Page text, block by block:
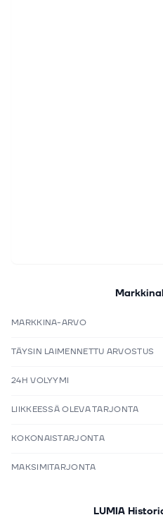
MARKKINA-ARVO
TÄYSIN LAIMENNETTU ARVOSTUS
24H VOLYYMI
LIIKKEESSÄ OLEVA TARJONTA
KOKONAISTARJONTA
MAKSIMITARJONTA
LUMIA